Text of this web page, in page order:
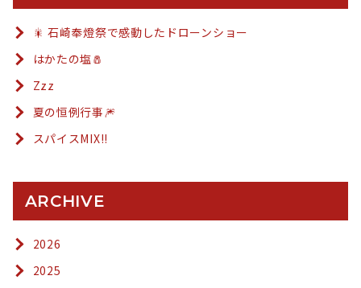
🎇 石崎奉燈祭で感動したドローンショー
はかたの塩🧂
Zzz
夏の恒例行事🎆
スパイスMIX!!
ARCHIVE
2026
2025